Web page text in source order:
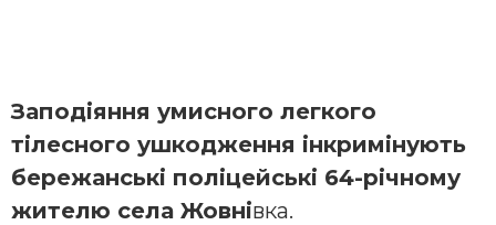
Заподіяння умисного легкого
тілесного ушкодження інкримінують
бережанські поліцейські 64-річному
жителю села Жовнівка.